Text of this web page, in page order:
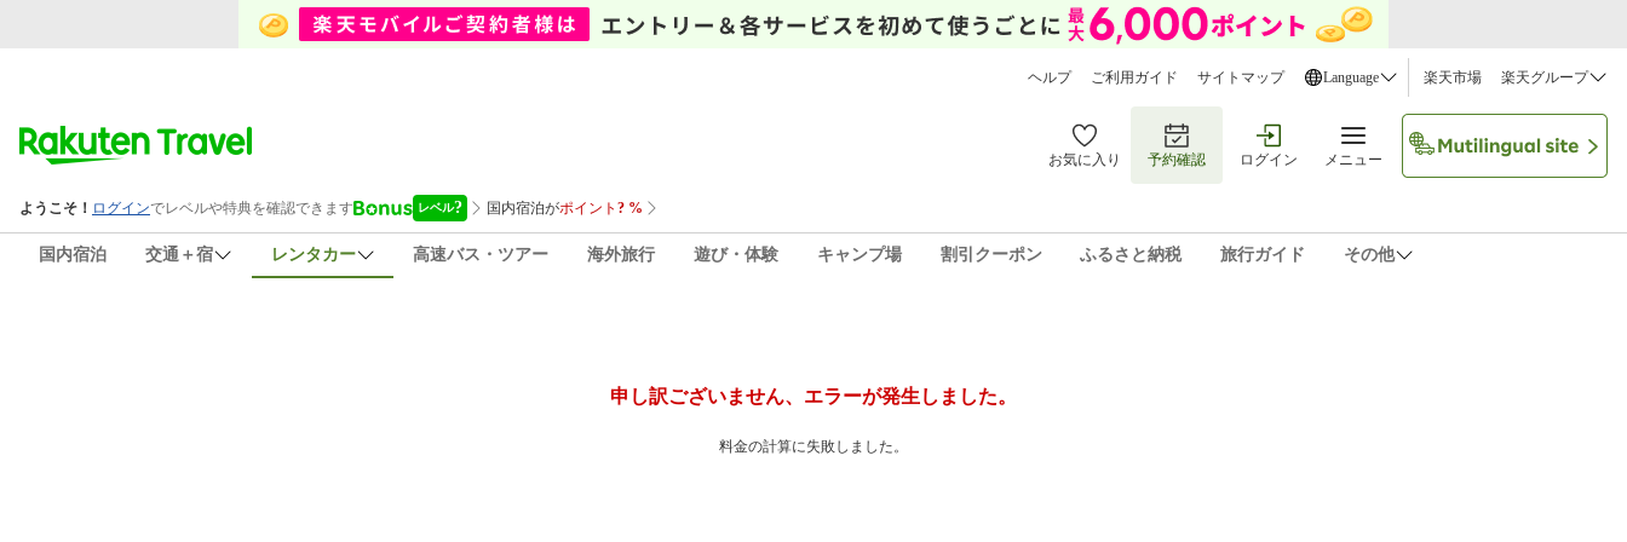
ヘルプ ご利用ガイド サイトマップ Language 楽天市場 楽天グループ
お気に入り 予約確認 ログイン メニュー
国内宿泊 交通＋宿 レンタカー 高速バス・ツアー 海外旅行 遊び・体験 キャンプ場 割引クーポン ふるさと納税 旅行ガイド その他
申し訳ございません、エラーが発生しました。
料金の計算に失敗しました。